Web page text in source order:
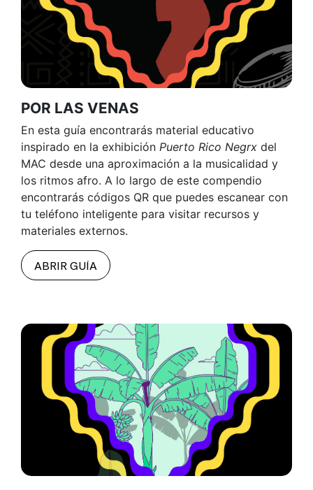
POR LAS VENAS
En esta guía encontrarás material educativo
inspirado en la exhibición Puerto Rico Negrx del
MAC desde una aproximación a la musicalidad y
los ritmos afro. A lo largo de este compendio
encontrarás códigos QR que puedes escanear con
tu teléfono inteligente para visitar recursos y
materiales externos.
ABRIR GUÍA